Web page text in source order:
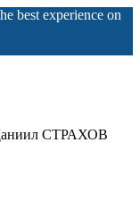
best experience on
СТРАХОВ